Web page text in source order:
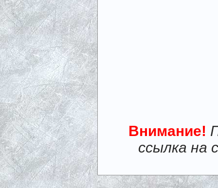
Внимание!
ссылка на